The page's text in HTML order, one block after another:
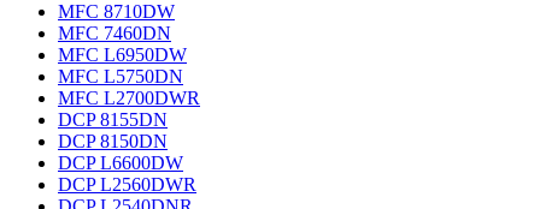
MFC 8710DW
MFC 7460DN
MFC L6950DW
MFC L5750DN
MFC L2700DWR
DCP 8155DN
DCP 8150DN
DCP L6600DW
DCP L2560DWR